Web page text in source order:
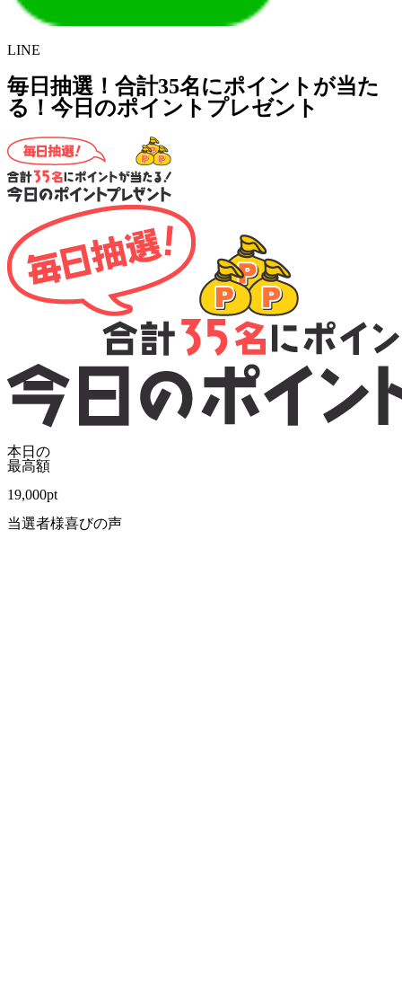
LINE
毎日抽選！合計35名にポイントが当た
る！今日のポイントプレゼント
本日の
最高額
19,000pt
当選者様喜びの声